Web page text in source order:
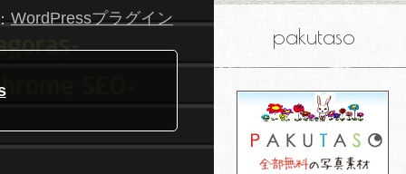
WordPressプラグイン
pakutaso